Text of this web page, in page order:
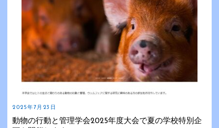
2025年7月23日
動物の行動と管理学会2025年度大会で夏の学校特別企